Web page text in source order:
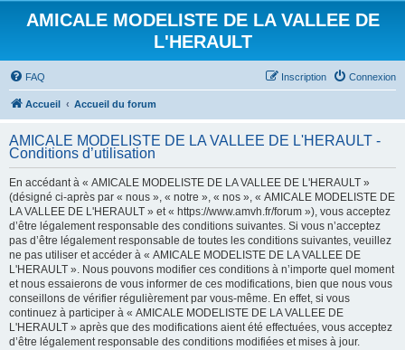
AMICALE MODELISTE DE LA VALLEE DE
L'HERAULT
FAQ Connexion
Inscription
Accueil Accueil du forum
AMICALE MODELISTE DE LA VALLEE DE L'HERAULT -
Conditions d’utilisation
En accédant à « AMICALE MODELISTE DE LA VALLEE DE L'HERAULT »
(désigné ci-après par « nous », « notre », « nos », « AMICALE MODELISTE DE
LA VALLEE DE L'HERAULT » et « https://www.amvh.fr/forum »), vous acceptez
d’être légalement responsable des conditions suivantes. Si vous n’acceptez
pas d’être légalement responsable de toutes les conditions suivantes, veuillez
ne pas utiliser et accéder à « AMICALE MODELISTE DE LA VALLEE DE
L'HERAULT ». Nous pouvons modifier ces conditions à n’importe quel moment
et nous essaierons de vous informer de ces modifications, bien que nous vous
conseillons de vérifier régulièrement par vous-même. En effet, si vous
continuez à participer à « AMICALE MODELISTE DE LA VALLEE DE
L'HERAULT » après que des modifications aient été effectuées, vous acceptez
d’être légalement responsable des conditions modifiées et mises à jour.